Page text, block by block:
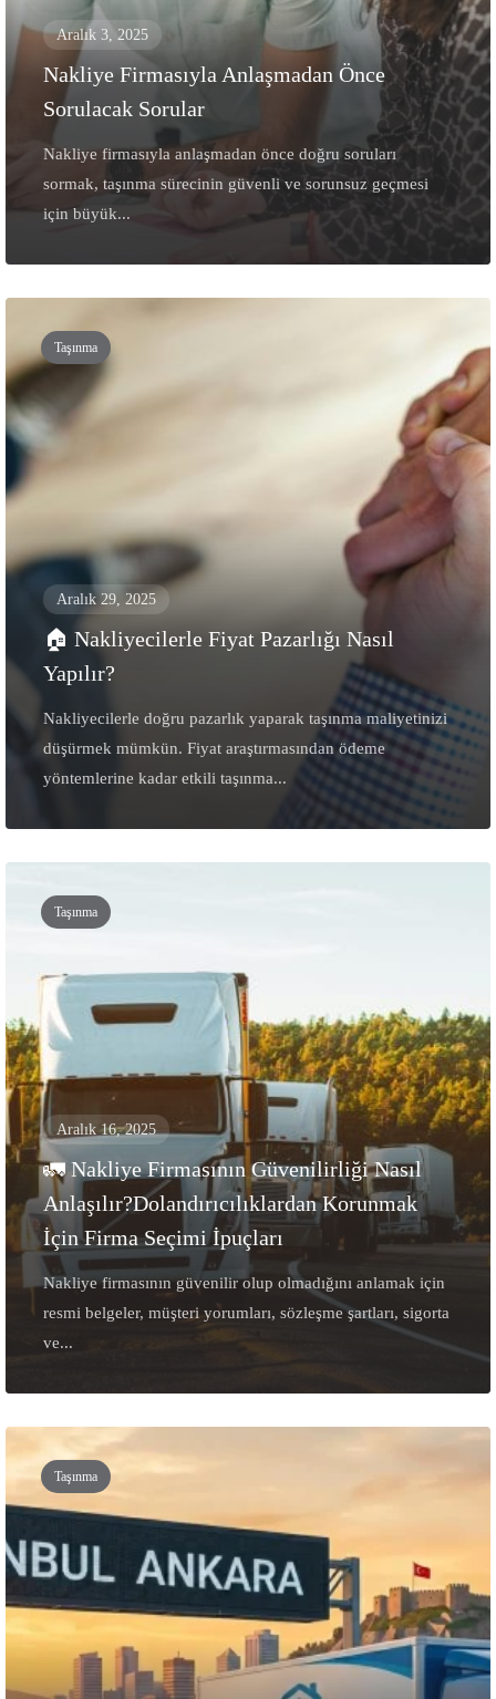
Aralık 3, 2025
Nakliye Firmasıyla Anlaşmadan Önce
Sorulacak Sorular
Nakliye firmasıyla anlaşmadan önce doğru soruları
sormak, taşınma sürecinin güvenli ve sorunsuz geçmesi
için büyük...
Taşınma
Aralık 29, 2025
🏠 Nakliyecilerle Fiyat Pazarlığı Nasıl
Yapılır?
Nakliyecilerle doğru pazarlık yaparak taşınma maliyetinizi
düşürmek mümkün. Fiyat araştırmasından ödeme
yöntemlerine kadar etkili taşınma...
Taşınma
Aralık 16, 2025
🚛 Nakliye Firmasının Güvenilirliği Nasıl
Anlaşılır?Dolandırıcılıklardan Korunmak
İçin Firma Seçimi İpuçları
Nakliye firmasının güvenilir olup olmadığını anlamak için
resmi belgeler, müşteri yorumları, sözleşme şartları, sigorta
ve...
Taşınma